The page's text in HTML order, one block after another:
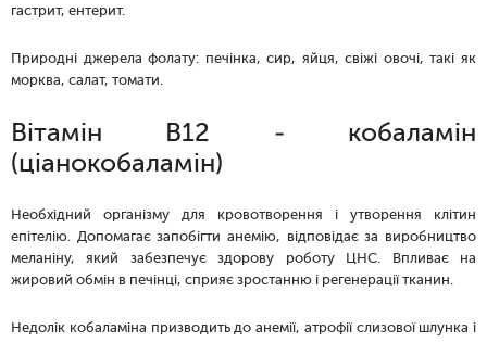
гастрит, ентерит.
Природні джерела фолату: печінка, сир, яйця, свіжі овочі, такі як
морква, салат, томати.
Вітамін B12 - кобаламін
(ціанокобаламін)
Необхідний організму для кровотворення і утворення клітин
епітелію. Допомагає запобігти анемію, відповідає за виробництво
меланіну, який забезпечує здорову роботу ЦНС. Впливає на
жировий обмін в печінці, сприяє зростанню і регенерації тканин.
Недолік кобаламіна призводить до анемії, атрофії слизової шлунка і